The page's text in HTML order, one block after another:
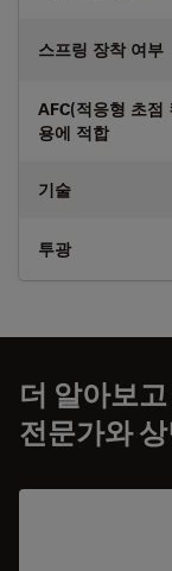
스프링 장착 여부
AFC(적응형 초점
용에 적합
기술
투광
더 알아보
전문가와